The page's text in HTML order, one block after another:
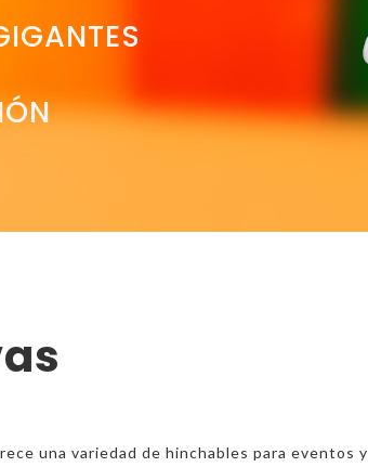
una variedad de hinchables para eventos